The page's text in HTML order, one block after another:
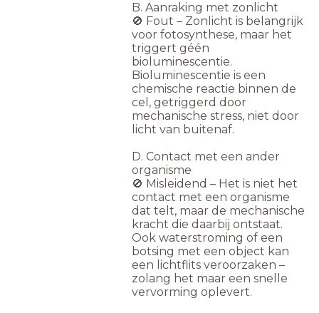
B. Aanraking met zonlicht
🚫 Fout – Zonlicht is belangrijk
voor fotosynthese, maar het
triggert géén
bioluminescentie.
Bioluminescentie is een
chemische reactie binnen de
cel, getriggerd door
mechanische stress, niet door
licht van buitenaf.
D. Contact met een ander
organisme
🚫 Misleidend – Het is niet het
contact met een organisme
dat telt, maar de mechanische
kracht die daarbij ontstaat.
Ook waterstroming of een
botsing met een object kan
een lichtflits veroorzaken –
zolang het maar een snelle
vervorming oplevert.